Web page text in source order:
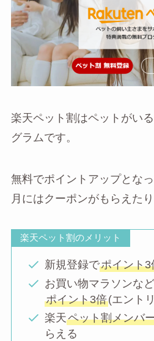
楽天ペット割はペットがい
グラムです。
無料でポイントアップとな
月にはクーポンがもらえたり
楽天ペット割のメリット
新規登録でポイント3
お買い物マラソンな
ポイント3倍(エント
楽天ペット割メンバ
らえる